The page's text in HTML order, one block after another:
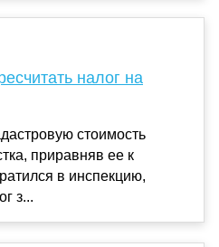
налог на
стоимость
приравняв ее к
в инспекцию,
з...